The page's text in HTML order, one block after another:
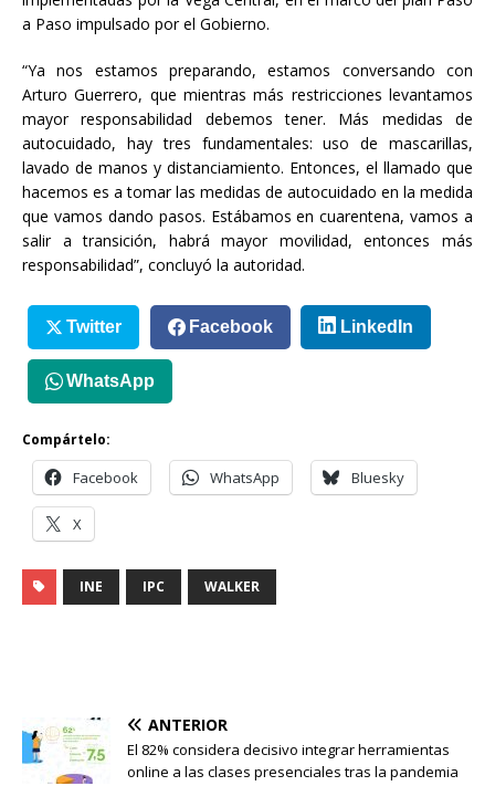
a Paso impulsado por el Gobierno.
“Ya nos estamos preparando, estamos conversando con
Arturo Guerrero, que mientras más restricciones levantamos
mayor responsabilidad debemos tener. Más medidas de
autocuidado, hay tres fundamentales: uso de mascarillas,
lavado de manos y distanciamiento. Entonces, el llamado que
hacemos es a tomar las medidas de autocuidado en la medida
que vamos dando pasos. Estábamos en cuarentena, vamos a
salir a transición, habrá mayor movilidad, entonces más
responsabilidad”, concluyó la autoridad.
Twitter Facebook LinkedIn
WhatsApp
Compártelo:
Facebook WhatsApp Bluesky
X
INE IPC WALKER
ANTERIOR
El 82% considera decisivo integrar herramientas
online a las clases presenciales tras la pandemia